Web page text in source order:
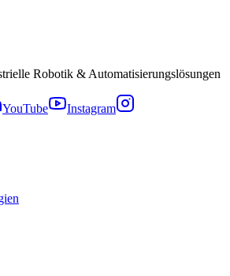
Robotik & Automatisierungslösungen
YouTube Instagram